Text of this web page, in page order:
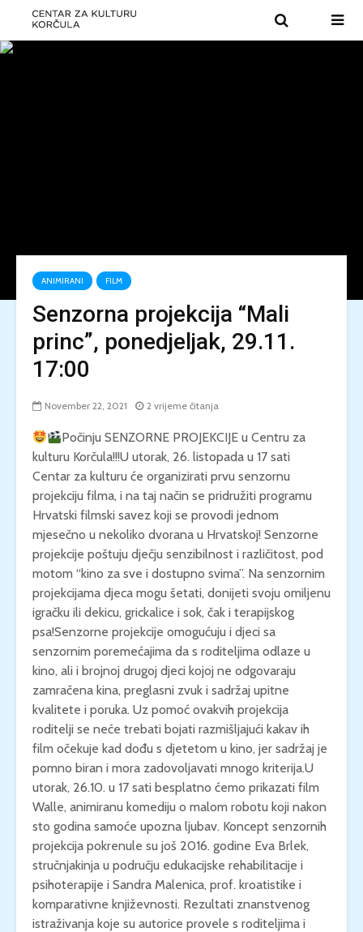
ANIMIRANI FILM
Senzorna projekcija “Mali
princ”, ponedjeljak, 29.11.
17:00
November 22, 2021 2 vrijeme čitanja
Počinju SENZORNE PROJEKCIJE u Centru za
kulturu Korčula!!!U utorak, 26. listopada u 17 sati
Centar za kulturu će organizirati prvu senzornu
projekciju filma, i na taj način se pridružiti programu
Hrvatski filmski savez koji se provodi jednom
mjesečno u nekoliko dvorana u Hrvatskoj! Senzorne
projekcije poštuju dječju senzibilnost i različitost, pod
motom “kino za sve i dostupno svima”. Na senzornim
projekcijama djeca mogu šetati, donijeti svoju omiljenu
igračku ili dekicu, grickalice i sok, čak i terapijskog
psa!Senzorne projekcije omogućuju i djeci sa
senzornim poremećajima da s roditeljima odlaze u
kino, ali i brojnoj drugoj djeci kojoj ne odgovaraju
zamračena kina, preglasni zvuk i sadržaj upitne
kvalitete i poruka. Uz pomoć ovakvih projekcija
roditelji se neće trebati bojati razmišljajući kakav ih
film očekuje kad dođu s djetetom u kino, jer sadržaj je
pomno biran i mora zadovoljavati mnogo kriterija.U
utorak, 26.10. u 17 sati besplatno ćemo prikazati film
Walle, animiranu komediju o malom robotu koji nakon
sto godina samoće upozna ljubav. Koncept senzornih
projekcija pokrenule su još 2016. godine Eva Brlek,
stručnjakinja u području edukacijske rehabilitacije i
psihoterapije i Sandra Malenica, prof. kroatistike i
komparativne književnosti. Rezultati znanstvenog
istraživanja koje su autorice provele s roditeljima i